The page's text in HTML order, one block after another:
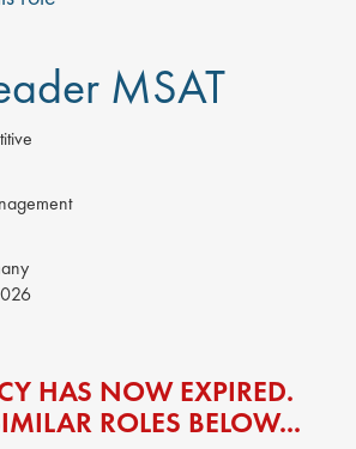
MSAT
HAS NOW EXPIRED.
ROLES BELOW...